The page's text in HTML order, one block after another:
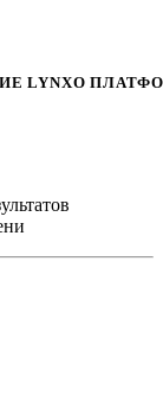
LYNXО